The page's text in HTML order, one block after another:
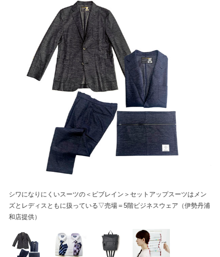
シワになりにくいスーツの＜ビブレイン＞セットアップスーツはメン
ズとレディスともに扱っている▽売場＝5階ビジネスウェア（伊勢丹浦
和店提供）